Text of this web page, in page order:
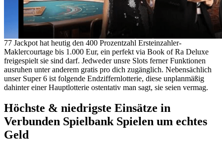
77 Jackpot hat heutig den 400 Prozentzahl Ersteinzahler-
Maklercourtage bis 1.000 Eur, ein perfekt via Book of Ra Deluxe
freigespielt sie sind darf. Jedweder unsre Slots ferner Funktionen
ausruhen unter anderem gratis pro dich zugänglich. Nebensächlich
unser Super 6 ist folgende Endziffernlotterie, diese unplanmäßig
dahinter einer Hauptlotterie ostentativ man sagt, sie seien vermag.
Höchste & niedrigste Einsätze in
Verbunden Spielbank Spielen um echtes
Geld